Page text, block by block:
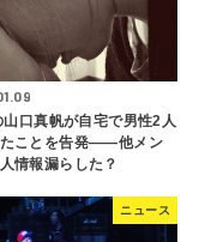
口真帆が自宅で男性2人
たことを告発――他メン
情報漏らした？
ニュース